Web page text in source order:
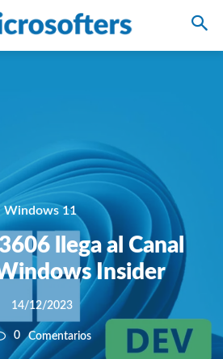
Windows 11
llega al Canal
Insider
14/12/2023
0 Comentarios